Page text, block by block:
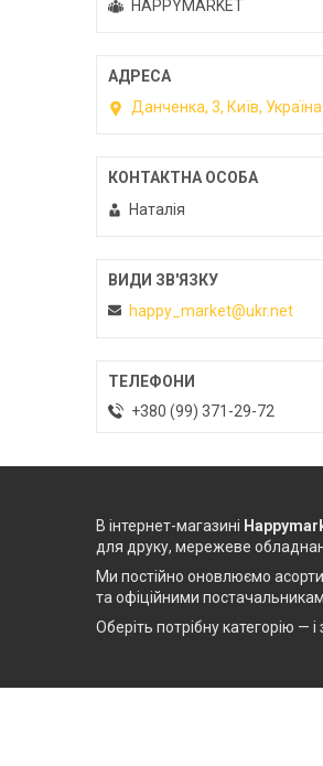
HAPPYMARKET
Данченка, 3, Київ, Україна
Наталія
happy_market@ukr.net
+380 (99) 371-29-72
В інтернет-магазині
для друку, мережеве
Ми постійно оновлюємо
та офіційними
Оберіть потрібну категорію —